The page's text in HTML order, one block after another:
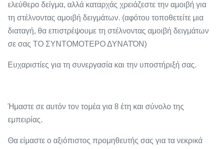
ελεύθερο δείγμα, αλλά καταρχάς χρειάζεστε την αμοιβή για
τη στέλνοντας αμοιβή δειγμάτων. (αφότου τοποθετείτε μια
διαταγή, θα επιστρέψουμε τη στέλνοντας αμοιβή δειγμάτων
σε σας ΤΟ ΣΥΝΤΟΜΟΤΕΡΟ ΔΥΝΑΤΌΝ)
Ευχαριστίες για τη συνεργασία και την υποστήριξή σας.
Ήμαστε σε αυτόν τον τομέα για 8 έτη και σύνολο της
εμπειρίας.
Θα είμαστε ο αξιόπιστος προμηθευτής σας για τα νεκρικά